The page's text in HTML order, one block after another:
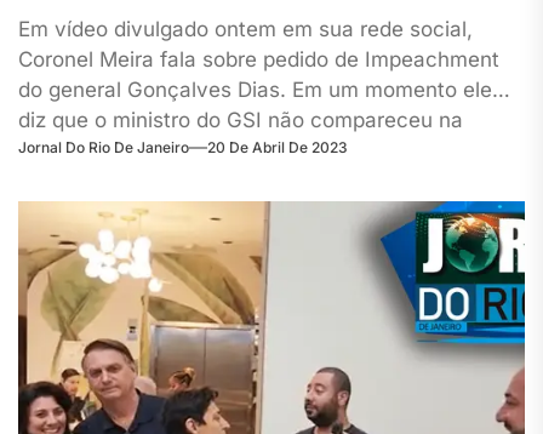
Em vídeo divulgado ontem em sua rede social,
Coronel Meira fala sobre pedido de Impeachment
do general Gonçalves Dias. Em um momento ele
diz que o ministro do GSI não compareceu na
comissão que o convocava para prestar
apresentando atestado. Carla Zambelli fala de
outros pedidos, inclusive de prisão preventiva.
Jornal Do Rio De Janeiro 20 De Abril De 2023